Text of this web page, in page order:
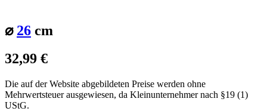
⌀ 26 cm
32,99 €
Die auf der Website abgebildeten Preise werden ohne
Mehrwertsteuer ausgewiesen, da Kleinunternehmer nach §19 (1)
UStG.